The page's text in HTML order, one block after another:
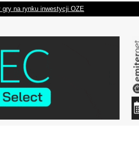
na rynku inwestycji OZE